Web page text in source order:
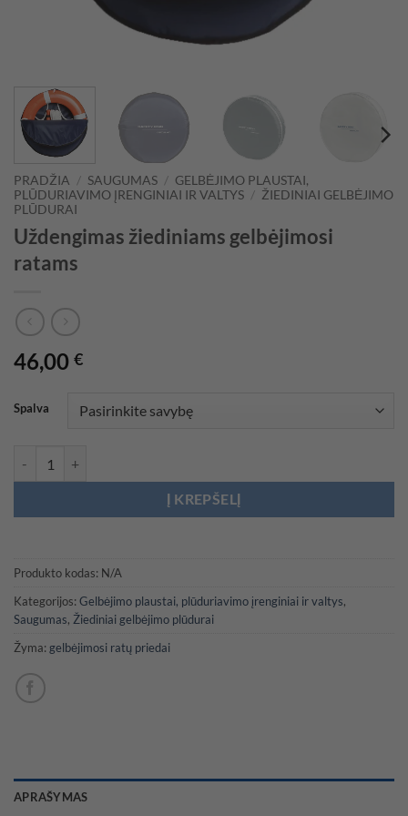
PRADŽIA / SAUGUMAS / GELBĖJIMO PLAUSTAI,
PLŪDURIAVIMO ĮRENGINIAI IR VALTYS / ŽIEDINIAI GELBĖJIMO
PLŪDURAI
Uždengimas žiediniams gelbėjimosi
ratams
46,00 €
Spalva
Į KREPŠELĮ
Produkto kodas: N/A
Kategorijos: Gelbėjimo plaustai, plūduriavimo įrenginiai ir valtys,
Saugumas, Žiediniai gelbėjimo plūdurai
Žyma: gelbėjimosi ratų priedai
APRAŠYMAS